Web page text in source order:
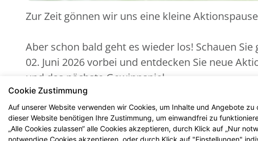
Zur Zeit gönnen wir uns eine kleine
Aber schon bald geht es wieder los! Schauen Sie
02. Juni 2026 vorbei und entdecken Sie neue
und das nächste Gewinnspiel.
Cookie Zustimmung
Auf unserer Website verwenden wir Cookies, um Inhalte und Angebote zu
dieser Website benötigen Ihre Zustimmung, um einwandfrei zu
„Alle Cookies zulassen“ alle Cookies akzeptieren, durch Klick auf „Nur
notwendige Cookies akzeptieren, oder durch Klick auf "Einstellungen"